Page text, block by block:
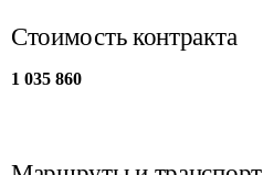
Стоимость контракта
1 035 860